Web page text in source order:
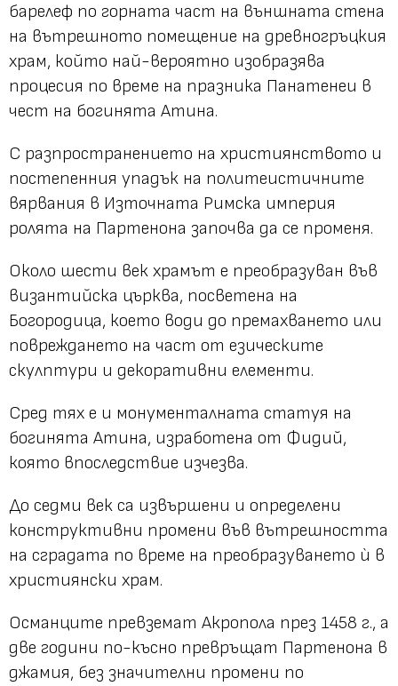
барелеф по горната част на външната стена
на вътрешното помещение на древногръцкия
храм, който най-вероятно изобразява
процесия по време на празника Панатенеи в
чест на богинята Атина.
С разпространението на християнството и
постепенния упадък на политеистичните
вярвания в Източната Римска империя
ролята на Партенона започва да се променя.
Около шести век храмът е преобразуван във
византийска църква, посветена на
Богородица, което води до премахването или
повреждането на част от езическите
скулптури и декоративни елементи.
Сред тях е и монументалната статуя на
богинята Атина, изработена от Фидий,
която впоследствие изчезва.
До седми век са извършени и определени
конструктивни промени във вътрешността
на сградата по време на преобразуването ѝ в
християнски храм.
Османците превземат Акропола през 1458 г., а
две години по-късно превръщат Партенона в
джамия, без значителни промени по